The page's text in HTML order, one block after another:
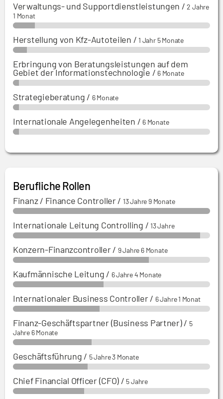
Verwaltungs- und Supportdienstleistungen /2 Jahre
1 Monat
Herstellung von Kfz-Autoteilen /1 Jahr 5 Monate
Erbringung von Beratungsleistungen auf dem
Gebiet der Informationstechnologie / 6 Monate
Strategieberatung / 6 Monate
Internationale Angelegenheiten / 6 Monate
Berufliche Rollen
Finanz / Finance Controller/ 13 Jahre 9 Monate
Internationale Leitung Controlling /13 Jahre
Konzern-Finanzcontroller/ 9 Jahre 6 Monate
Kaufmännische Leitung / 6 Jahre 4 Monate
Internationaler Business Controller/ 6 Jahre 1 Monat
Finanz-Geschäftspartner (Business Partner)/ 5
Jahre 6 Monate
Geschäftsführung / 5 Jahre 3 Monate
Chief Financial Officer (CFO) / 5 Jahre